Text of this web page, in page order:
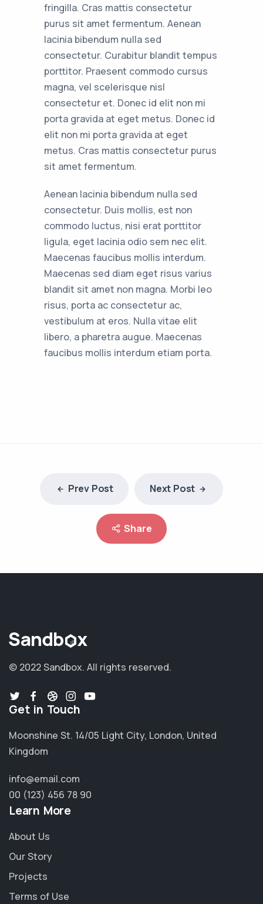
fringilla. Cras mattis consectetur
purus sit amet fermentum. Aenean
lacinia bibendum nulla sed
consectetur. Curabitur blandit tempus
porttitor. Praesent commodo cursus
magna, vel scelerisque nisl
consectetur et. Donec id elit non mi
porta gravida at eget metus. Donec id
elit non mi porta gravida at eget
metus. Cras mattis consectetur purus
sit amet fermentum.
Aenean lacinia bibendum nulla sed
consectetur. Duis mollis, est non
commodo luctus, nisi erat porttitor
ligula, eget lacinia odio sem nec elit.
Maecenas faucibus mollis interdum.
Maecenas sed diam eget risus varius
blandit sit amet non magna. Morbi leo
risus, porta ac consectetur ac,
vestibulum at eros. Nulla vitae elit
libero, a pharetra augue. Maecenas
faucibus mollis interdum etiam porta.
Prev Post Next Post
Share
© 2022 Sandbox. All rights reserved.
Get in Touch
Moonshine St. 14/05 Light City, London, United
Kingdom
info@email.com
00 (123) 456 78 90
Learn More
About Us
Our Story
Projects
Terms of Use